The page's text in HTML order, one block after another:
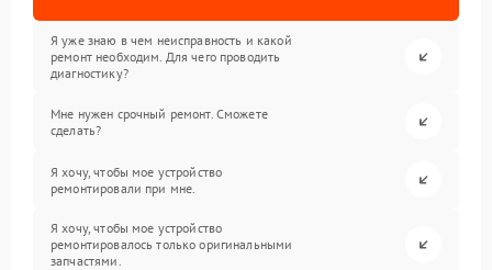
Я уже знаю в чем неисправность и какой
ремонт необходим. Для чего проводить
диагностику?
Мне нужен срочный ремонт. Сможете
сделать?
Я хочу, чтобы мое устройство
ремонтировали при мне.
Я хочу, чтобы мое устройство
ремонтировалось только оригинальными
запчастями.